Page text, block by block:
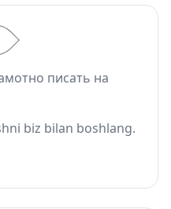
писать на
biz bilan boshlang.